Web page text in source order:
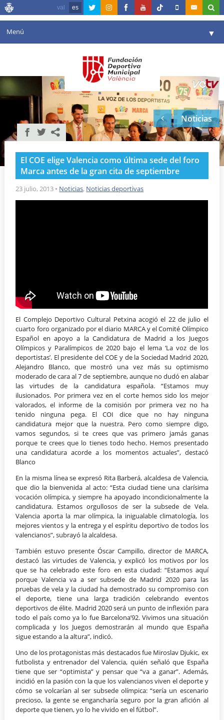
val es
Menú ▼
Agenda
Instalaciones ▼
Comunicación ▼
Valencia en deporte
Portal de Transparencia
Reservas
Noticias
El COE elige Valencia como última sede del foro
Marca antes de la gran cita de septiembre
23 julio, 2013 • Noticias, Noticias deportivas
El Complejo Deportivo Cultural Petxina acogió el 22 de julio el
cuarto foro organizado por el diario MARCA y el Comité Olímpico
Español en apoyo a la Candidatura de Madrid a los Juegos
Olímpicos y Paralímpicos de 2020 bajo el lema ‘La voz de los
deportistas’. El presidente del COE y de la Sociedad Madrid 2020,
Alejandro Blanco, que mostró una vez más su optimismo
moderado de cara al 7 de septiembre, aunque no dudó en alabar
las virtudes de la candidatura española. “Estamos muy
ilusionados. Por primera vez en el corte hemos sido los mejor
valorados, el informe de la comisión por primera vez no ha
tenido ninguna pega. El COI dice que no hay ninguna
candidatura mejor que la nuestra. Pero como siempre digo,
vamos segundos, si te crees que vas primero jamás ganas
porque te crees que lo tienes todo hecho. Hemos presentado
una candidatura acorde a los momentos actuales”, destacó
Blanco
En la misma línea se expresó Rita Barberá, alcaldesa de Valencia,
que dio la bienvenida al acto: “Esta ciudad tiene una clarísima
vocación olímpica, y siempre ha apoyado incondicionalmente la
candidatura. Estamos orgullosos de ser la subsede de Vela.
Valencia aporta la mar olímpica, la inigualable climatología, los
mejores vientos y la entrega y el espíritu deportivo de todos los
valencianos”, subrayó la alcaldesa.
También estuvo presente Óscar Campillo, director de MARCA,
destacó las virtudes de Valencia, y explicó los motivos por los
que se ha celebrado este foro en esta ciudad: “Estamos aquí
porque Valencia va a ser subsede de Madrid 2020 para las
pruebas de vela y la ciudad ha demostrado su compromiso con
el deporte, tiene una larga tradición celebrando eventos
deportivos de élite. Madrid 2020 será un punto de inflexión para
todo el país como ya lo fue Barcelona’92. Vivimos una situación
complicada y los Juegos demostrarán al mundo que España
sigue estando a la altura”, indicó.
Uno de los protagonistas más destacados fue Miroslav Djukic, ex
futbolista y entrenador del Valencia, quién señaló que España
tiene que ser “optimista” y pensar que “va a ganar”. Además,
incidió en la pasión con la que los valencianos viven el deporte y
cómo se volcarían al ser subsede olímpica: “sería un escenario
precioso, la gente se engancharía seguro por la gran afición al
deporte que tienen, yo lo he vivido en el fútbol”.